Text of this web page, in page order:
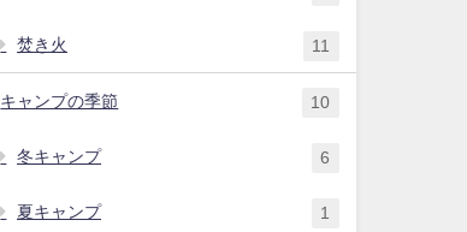
焚き火 11
キャンプの季節 10
冬キャンプ 6
夏キャンプ 1